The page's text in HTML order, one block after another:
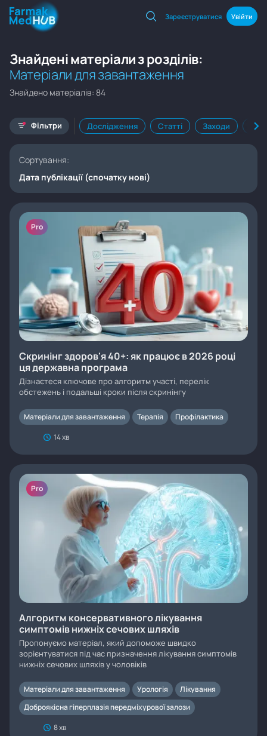
Зареєструватися Увійти
Знайдені матеріали з розділів:
Матеріали для завантаження
Знайдено матеріалів: 84
Фільтри Дослідження Статті Заходи
Сортування:
Дата публікації (спочатку нові)
Pro
Скринінг здоров'я 40+: як працює в 2026 році
ця державна програма
Дізнаєтеся ключове про алгоритм участі, перелік
обстежень і подальші кроки після скринінгу
Матеріали для завантаження Терапія
Профілактика
14 хв
Pro
Алгоритм консервативного лікування
симптомів нижніх сечових шляхів
Пропонуємо матеріал, який допоможе швидко
зорієнтуватися під час призначення лікування симптомів
нижніх сечових шляхів у чоловіків
Матеріали для завантаження Урологія
Лікування
Доброякісна гіперплазія передміхурової залози
8 хв